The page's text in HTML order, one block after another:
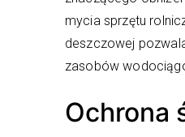
mycia sprzętu
deszczowej
zasobów
Ochrona